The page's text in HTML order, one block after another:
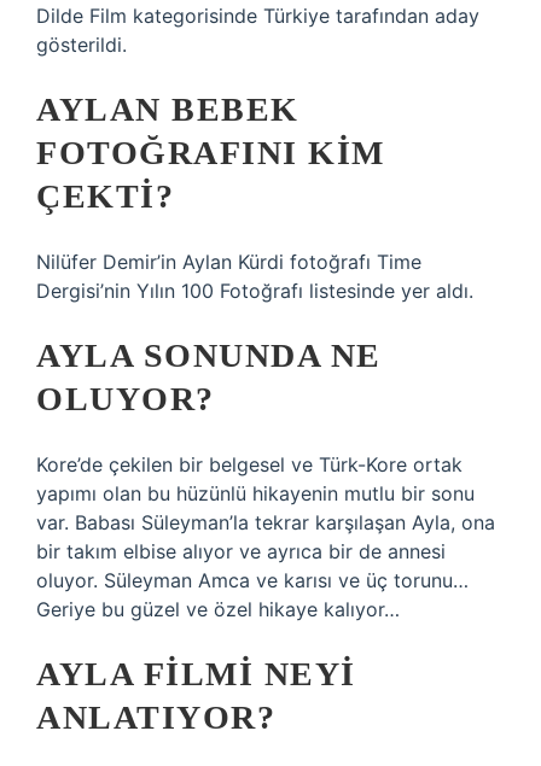
Dilde Film kategorisinde Türkiye tarafından aday
gösterildi.
AYLAN BEBEK
FOTOĞRAFINI KIM
ÇEKTI?
Nilüfer Demir’in Aylan Kürdi fotoğrafı Time
Dergisi’nin Yılın 100 Fotoğrafı listesinde yer aldı.
AYLA SONUNDA NE
OLUYOR?
Kore’de çekilen bir belgesel ve Türk-Kore ortak
yapımı olan bu hüzünlü hikayenin mutlu bir sonu
var. Babası Süleyman’la tekrar karşılaşan Ayla, ona
bir takım elbise alıyor ve ayrıca bir de annesi
oluyor. Süleyman Amca ve karısı ve üç torunu…
Geriye bu güzel ve özel hikaye kalıyor…
AYLA FILMI NEYI
ANLATIYOR?